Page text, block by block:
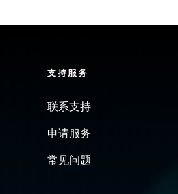
支持服务
联系支持
申请服务
常见问题